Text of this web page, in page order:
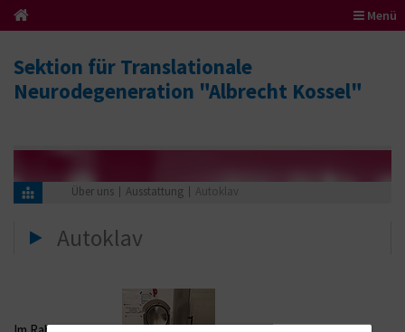
Menü
Sektion für Translationale
Neurodegeneration "Albrecht Kossel"
Über uns Ausstattung Autoklav
Autoklav